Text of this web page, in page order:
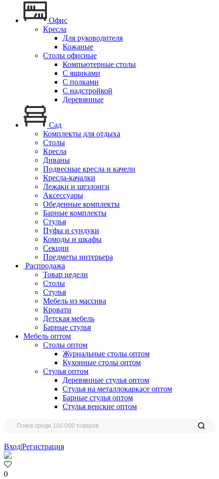
Офис
Кресла
Для руководителя
Кожаные
Столы офисные
Компьютерные столы
С ящиками
С полками
С надстройкой
Деревянные
Сад
Комплекты для отдыха
Столы
Кресла
Диваны
Подвесные кресла и качели
Кресла-качалки
Лежаки и шезлонги
Аксессуары
Обеденные комплекты
Барные комплекты
Стулья
Пуфы и сундуки
Комоды и шкафы
Секции
Предметы интерьера
Распродажа
Товар недели
Столы
Стулья
Мебель из массива
Кровати
Детская мебель
Барные стулья
Мебель оптом
Столы оптом
Журнальные столы оптом
Кухонные столы оптом
Стулья оптом
Деревянные стулья оптом
Стулья на металлокаркасе оптом
Барные стулья оптом
Стулья венские оптом
Вход|Регистрация
0